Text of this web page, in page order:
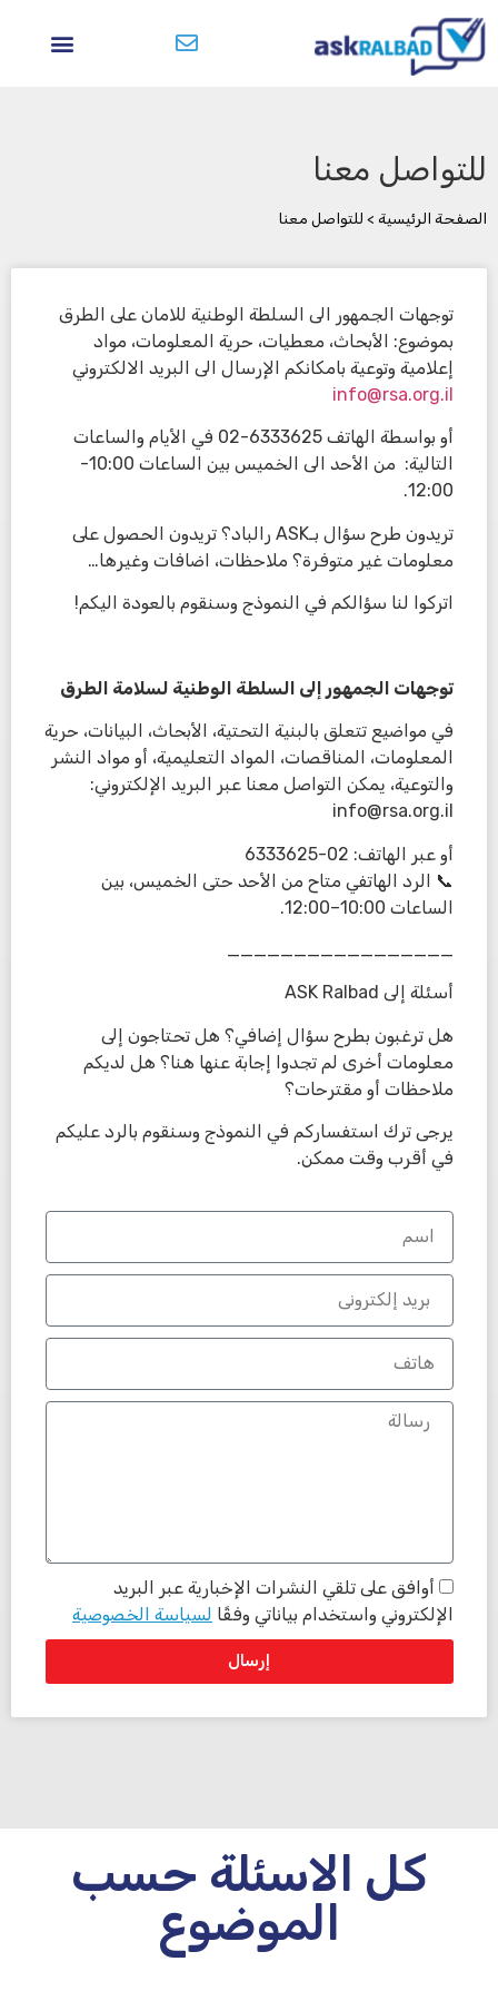
للتواصل معنا
الصفحة الرئيسية > للتواصل معنا
توجهات الجمهور الى السلطة الوطنية للامان على الطرق
بموضوع: الأبحاث، معطيات، حرية المعلومات، مواد
إعلامية وتوعية بامكانكم الإرسال الى البريد الالكتروني
info@rsa.org.il
أو بواسطة الهاتف 6333625-02 في الأيام والساعات
التالية: من الأحد الى الخميس بين الساعات 10:00-
12:00.
تريدون طرح سؤال بـASK رالباد؟ تريدون الحصول على
معلومات غير متوفرة؟ ملاحظات، اضافات وغيرها…
اتركوا لنا سؤالكم في النموذج وسنقوم بالعودة اليكم!
توجهات الجمهور إلى السلطة الوطنية لسلامة الطرق
في مواضيع تتعلق بالبنية التحتية، الأبحاث، البيانات، حرية
المعلومات، المناقصات، المواد التعليمية، أو مواد النشر
والتوعية، يمكن التواصل معنا عبر البريد الإلكتروني:
info@rsa.org.il
أو عبر الهاتف: 02-6333625
📞 الرد الهاتفي متاح من الأحد حتى الخميس، بين
الساعات 10:00–12:00.
_________________
أسئلة إلى ASK Ralbad
هل ترغبون بطرح سؤال إضافي؟ هل تحتاجون إلى
معلومات أخرى لم تجدوا إجابة عنها هنا؟ هل لديكم
ملاحظات أو مقترحات؟
يرجى ترك استفساركم في النموذج وسنقوم بالرد عليكم
في أقرب وقت ممكن.
أوافق على تلقي النشرات الإخبارية عبر البريد
الإلكتروني واستخدام بياناتي وفقًا لسياسة الخصوصية
إرسال
كل الاسئلة حسب
الموضوع